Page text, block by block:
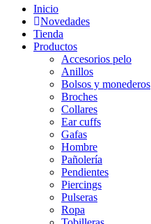
Inicio
Novedades
Tienda
Productos
Accesorios pelo
Anillos
Bolsos y monederos
Broches
Collares
Ear cuffs
Gafas
Hombre
Pañolería
Pendientes
Piercings
Pulseras
Ropa